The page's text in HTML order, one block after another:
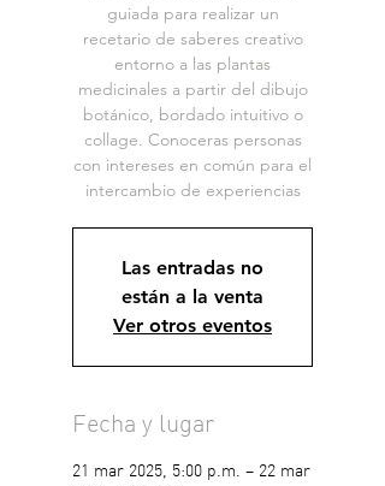
guiada para realizar un
recetario de saberes creativo
entorno a las plantas
medicinales a partir del dibujo
botánico, bordado intuitivo o
collage. Conoceras personas
con intereses en común para el
intercambio de experiencias
Las entradas no
están a la venta
Ver otros eventos
Fecha y lugar
21 mar 2025, 5:00 p.m. – 22 mar